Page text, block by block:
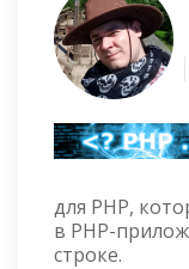
для PHP,
в PHP-
строке.